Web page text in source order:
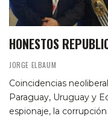
HONESTOS
JORGE ELBAUM
Coincidencias
Paraguay, Uruguay y
espionaje, la